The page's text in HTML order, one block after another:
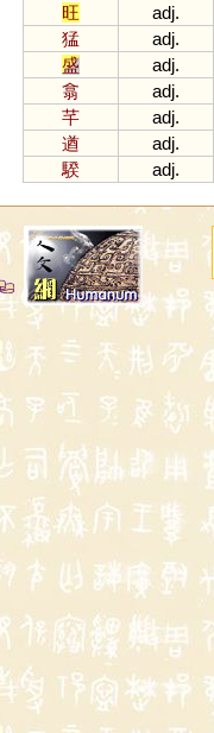
旺
adj.
猛
adj.
盛
adj.
翕
adj.
芊
adj.
遒
adj.
騤
adj.